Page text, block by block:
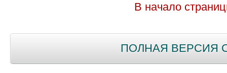
В начало
ПОЛНАЯ ВЕРСИЯ